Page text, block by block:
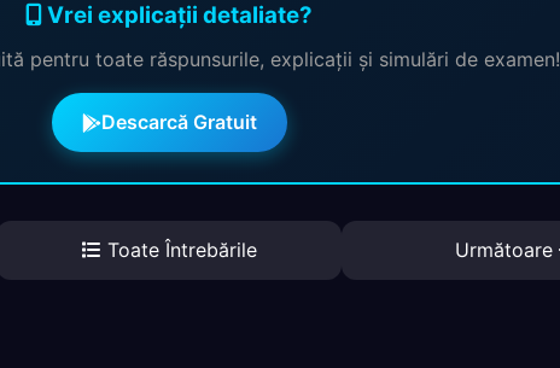
Vrei explicații detaliate?
pentru toate răspunsurile, explicații și simulări de examen!
Descarcă Gratuit
Toate Întrebările Următoare